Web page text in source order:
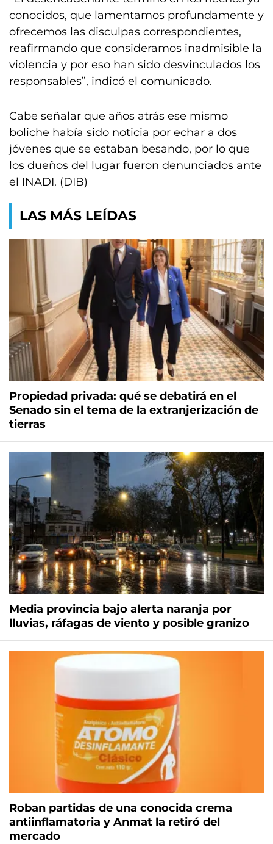
conocidos, que lamentamos profundamente y
ofrecemos las disculpas correspondientes,
reafirmando que consideramos inadmisible la
violencia y por eso han sido desvinculados los
responsables”, indicó el comunicado.
Cabe señalar que años atrás ese mismo
boliche había sido noticia por echar a dos
jóvenes que se estaban besando, por lo que
los dueños del lugar fueron denunciados ante
el INADI. (DIB)
LAS MÁS LEÍDAS
Propiedad privada: qué se debatirá en el
Senado sin el tema de la extranjerización de
tierras
Media provincia bajo alerta naranja por
lluvias, ráfagas de viento y posible granizo
Roban partidas de una conocida crema
antiinflamatoria y Anmat la retiró del
mercado